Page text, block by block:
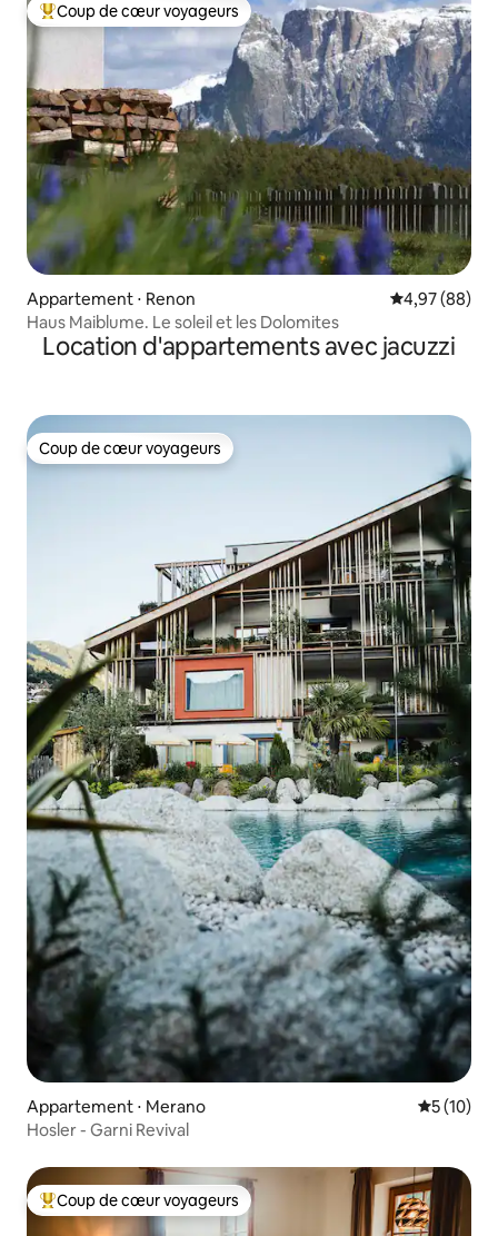
Coups de cœur voyageurs les plus appréciés
Coup de cœur voyageurs
Appartement ⋅ Renon Évaluation
4,97 (88)
Haus Maiblume. Le soleil et les Dolomites
Location d'appartements avec jacuzzi
Coup de cœur voyageurs
Coup de cœur voyageurs
Appartement ⋅ Merano
5 (10)
Hosler - Garni Revival
Coups de cœur voyageurs les plus appréciés
Coup de cœur voyageurs